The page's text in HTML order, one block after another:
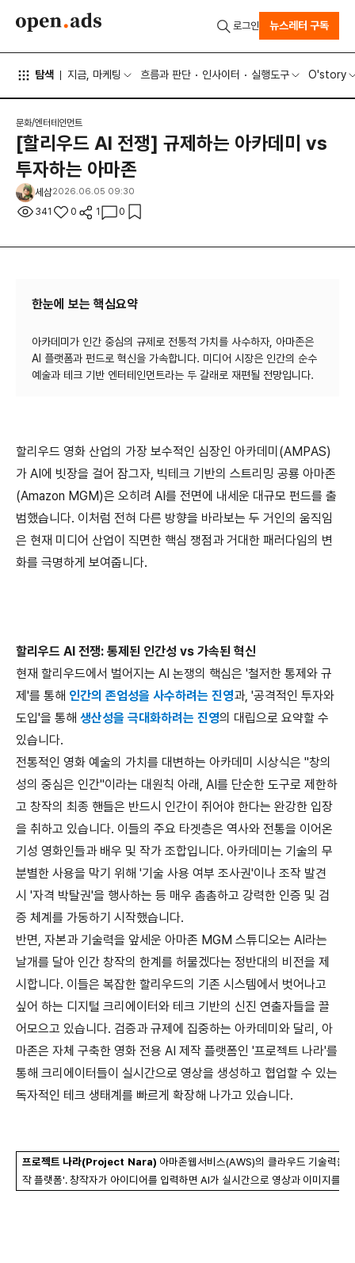
탐색 지금, 마케팅 흐름과 판단 인사이터 실행도구 O'story
로그인 뉴스레터 구독
문화/엔터테인먼트
[할리우드 AI 전쟁] 규제하는 아카데미 vs
투자하는 아마존
세삼2026.06.05 09:30
341 0 1 0
한눈에 보는 핵심요약
아카데미가 인간 중심의 규제로 전통적 가치를 사수하자, 아마존은
AI 플랫폼과 펀드로 혁신을 가속합니다. 미디어 시장은 인간의 순수
할리우드 영화 산업의 가장 보수적인 심장인 아카데미 (AMPAS)
가 AI에 빗장을 걸어 잠그자 빅테크 기반의 스트리밍 공룡 아마존
(Amazon MGM)은 오히려 AI를 전면에 내세운 대규모 펀드를 출
범했습니다. 이처럼 전혀 다른 방향을 바라보는 두 거인의 움직임
은 현재 미디어 산업이 직면한 핵심 쟁점과 거대한 패러다임의 변
화를 극명하게 보여줍니다.
할리우드 AI 전쟁: 통제된 인간성 vs 가속된 혁신
현재 할리우드에서 벌어지는 AI 논쟁의 핵심은 '철저한 통제와 규
제 '를 통해 인간의 존엄성을 사수하려는 진영과, '공격적인 투자와
도입'을 통해 생산성을 극대화하려는 진영의 대립으로 요약할 수
있습니다.
전통적인 영화 예술의 가치를 대변하는 아카데미 시상식은 "창의
성의 중심은 인간"이라는 대원칙 아래 , AI를 단순한 도구로 제한하
고 창작의 최종 핸들은 반드시 인간이 쥐어야 한다는 완강한 입장
을 취하고 있습니다. 이들의 주요 타겟층은 역사와 전통을 이어온
기성 영화인들과 배우 및 작가 조합입니다. 아카데미는 기술의 무
분별한 사용을 막기 위해 '기술 사용 여부 조사권'이나 조작 발견
시 '자격 박탈권'을 행사하는 등 매우 촘촘하고 강력한 인증 및 검
증 체계를 가동하기 시작했습니다.
반면 자본과 기술력을 앞세운 아마존 MGM 스튜디오는 AI라는
날개를 달아 인간 창작의 한계를 허물겠다는 정반대의 비전을 제
시합니다. 이들은 복잡한 할리우드의 기존 시스템에서 벗어나고
싶어 하는 디지털 크리에이터와 테크 기반의 신진 연출자들을 끌
어모으고 있습니다. 검증과 규제에 집중하는 아카데미와 달리
아
마존은 자체 구축한 영화 전용 AI 제작 플랫폼인 '프로젝트 나라'를
통해 크리에이터들이 실시간으로 영상을 생성하고 협업할 수 있는
독자적인 테크 생태계를 빠르게 확장해 나가고 있습니다.
프로젝트 나라(Project Nara) 아마존웹서비스(AWS)의 클라우드 기술력을
작 플랫폼'.창작자가 아이디어를 입력하면 AI가 실시간으로 영상과 이미지를